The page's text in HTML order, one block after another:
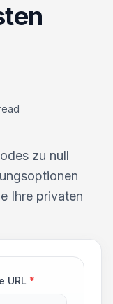
zu null
Ihre privaten
URL *